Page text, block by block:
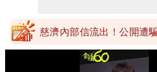
程
白海豚颱風來了！8地大
恐下500毫米
白海豚接近「北台灣大雨